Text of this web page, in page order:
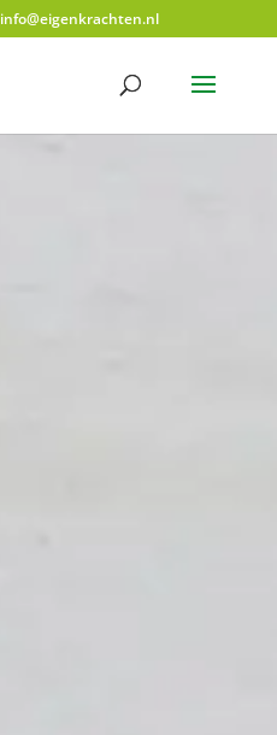
info@eigenkrachten.nl